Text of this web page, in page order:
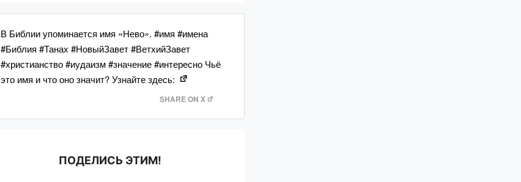
В Библии упоминается имя «Нево». #имя #имена
#Библия #Танах #НовыйЗавет #ВетхийЗавет
#христианство #иудаизм #значение #интересно Чьё
это имя и что оно значит? Узнайте здесь:
SHARE ON X
ПОДЕЛИСЬ ЭТИМ!